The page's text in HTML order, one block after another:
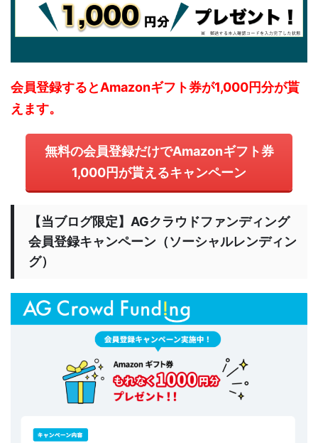
会員登録するとAmazonギフト券が1,000円分が貰
えます。
無料の会員登録だけでAmazonギフト券
1,000円が貰えるキャンペーン
【当ブログ限定】AGクラウドファンディング
会員登録キャンペーン（ソーシャルレンディン
グ）